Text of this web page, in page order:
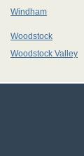
Windham
Woodstock
Woodstock Valley